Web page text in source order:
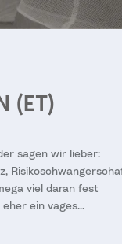
(ET)
sagen wir lieber:
viel daran fest
ein vages...